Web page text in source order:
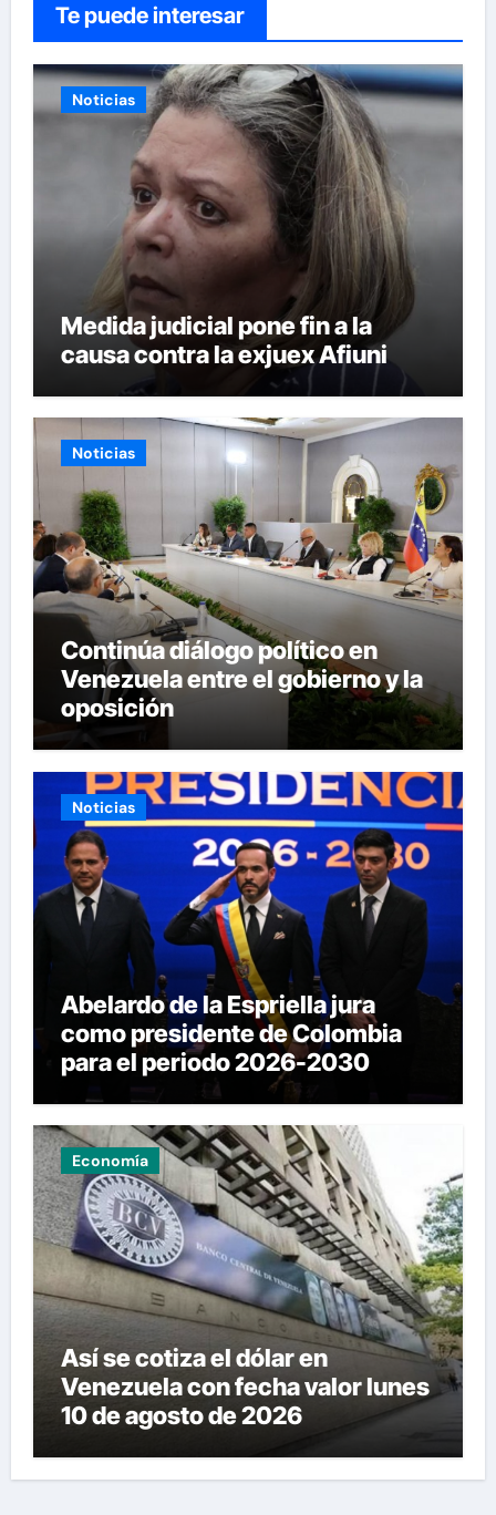
Te puede interesar
Noticias
Medida judicial pone fin a la
causa contra la exjuex Afiuni
Noticias
Continúa diálogo político en
Venezuela entre el gobierno y la
oposición
Noticias
Abelardo de la Espriella jura
como presidente de Colombia
para el periodo 2026-2030
Economía
Así se cotiza el dólar en
Venezuela con fecha valor lunes
10 de agosto de 2026